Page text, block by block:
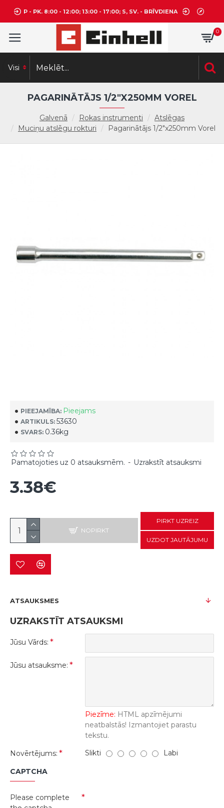
P - PK. 8:00 - 12:00; 13:00 - 17:00; S, SV. - BRĪVDIENA
0
Visi
Galvenā Rokas instrumenti
Atslēgas
Muciņu atslēgu rokturi
Pagarinātājs 1/2"x250mm Vorel
PAGARINĀTĀJS 1/2"X250MM VOREL
PIEEJAMĪBA: Pieejams
ARTIKULS: 53630
SVARS: 0.36kg
Pamatojoties uz 0 atsauksmēm. - Uzrakstīt atsauksmi
3.38€
NOPIRKT
PIRKT UZREIZ
UZDOT JAUTĀJUMU
ATSAUKSMES
UZRAKSTĪT ATSAUKSMI
Jūsu Vārds:
Jūsu atsauksme:
Piezīme: HTML apzīmējumi
neatbalstās! Izmantojiet parastu
tekstu.
Novērtējums:
Slikti Labi
CAPTCHA
Please complete